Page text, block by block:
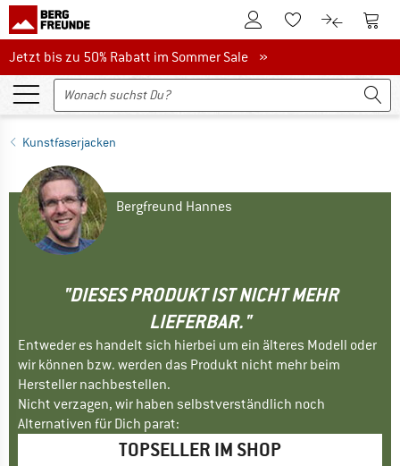
Zum KundenkontoZum Merkzettel.
Zum Zum
Jetzt bis zu 50% Rabatt im Sommer Sale
Jetzt bis zu 50% Rabatt im Sommer Sale »
Kunstfaserjacken
Bergfreund Hannes
"DIESES PRODUKT IST NICHT MEHR
LIEFERBAR."
Entweder es handelt sich hierbei um ein älteres Modell oder
wir können bzw. werden das Produkt nicht mehr beim
Hersteller nachbestellen.
Nicht verzagen, wir haben selbstverständlich noch
Alternativen für Dich parat:
TOPSELLER IM SHOP